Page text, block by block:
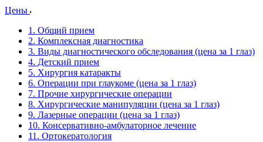
Цены
1. Общий прием
2. Комплексная диагностика
3. Виды диагностического обследования (цена за 1 глаз)
4. Детский прием
5. Хирургия катаракты
6. Операции при глаукоме (цена за 1 глаз)
7. Прочие хирургические операции
8. Хирургические манипуляции (цена за 1 глаз)
9. Лазерные операции (цена за 1 глаз)
10. Консервативно-амбулаторное лечение
11. Ортокератология